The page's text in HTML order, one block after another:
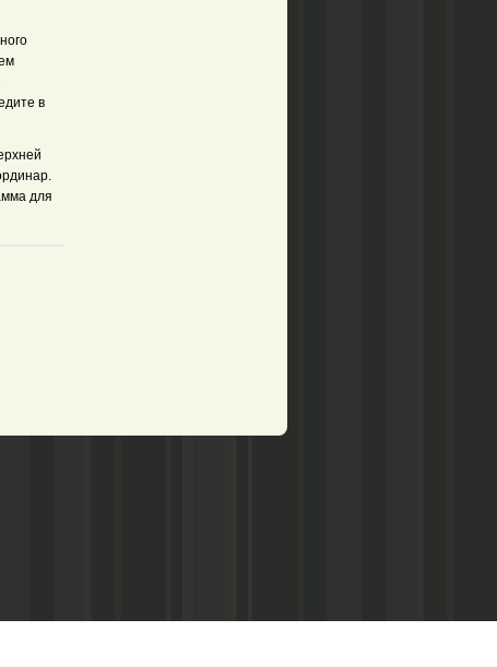
в
для